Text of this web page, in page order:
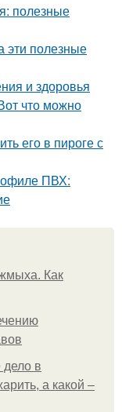
полезные
эти полезные
и здоровья
что можно
его в пироге с
ПВХ:
Как
в
а какой –